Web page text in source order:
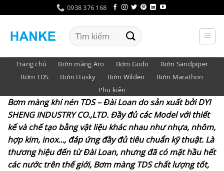
qua
nội
dung
0938 376 168
Tìm
kiếm:
Trang chủ Bơm màng Aro Bơm Godo
Bơm Sandpiper
Bơm TDS
Bơm Husky Bơm Wilden
Bơm Marathon
Phụ kiện
Bơm màng khí nén TDS– Đài Loan do sản xuất bởiDYI
SHENG INDUSTRY CO.,LTD. Đầy đủ các Model với thiết
kế và chế tạo bằng vật liệu khác nhau như nhựa, nhôm,
hợp kim, inox…, đáp ứng đầy đủ tiêu chuẩn kỹ thuật. Là
thương hiệu đến từ Đài Loan, nhưng đã có mặt hầu hết
các nước trên thế giới, Bơm màng TDS chất lượng tốt,